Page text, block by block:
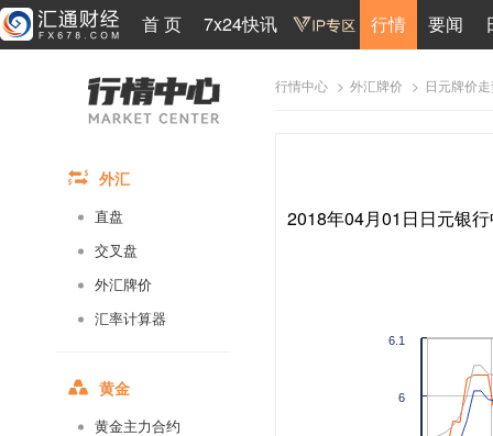
首 页 7x24快讯 行情 要闻
外汇
直盘
交叉盘
外汇牌价
汇率计算器
黄金
黄金主力合约
行情中心 > 外汇牌价 > 日元牌价
2018年04月01日日元银
6
6.1